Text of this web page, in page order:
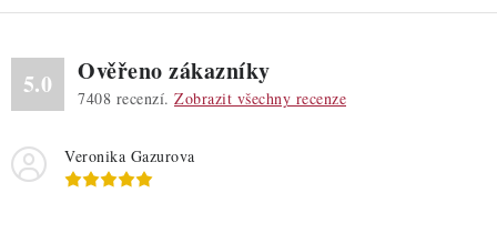
5.0 Ověřeno zákazníky
7408 recenzí. Zobrazit všechny recenze
Veronika Gazurova